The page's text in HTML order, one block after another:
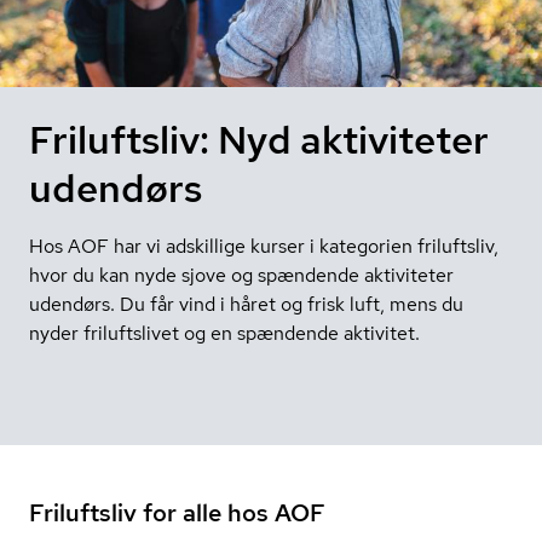
Friluftsliv: Nyd aktiviteter
udendørs
Hos AOF har vi adskillige kurser i kategorien friluftsliv,
hvor du kan nyde sjove og spændende aktiviteter
udendørs. Du får vind i håret og frisk luft, mens du
nyder friluftslivet og en spændende aktivitet.
Friluftsliv for alle hos AOF